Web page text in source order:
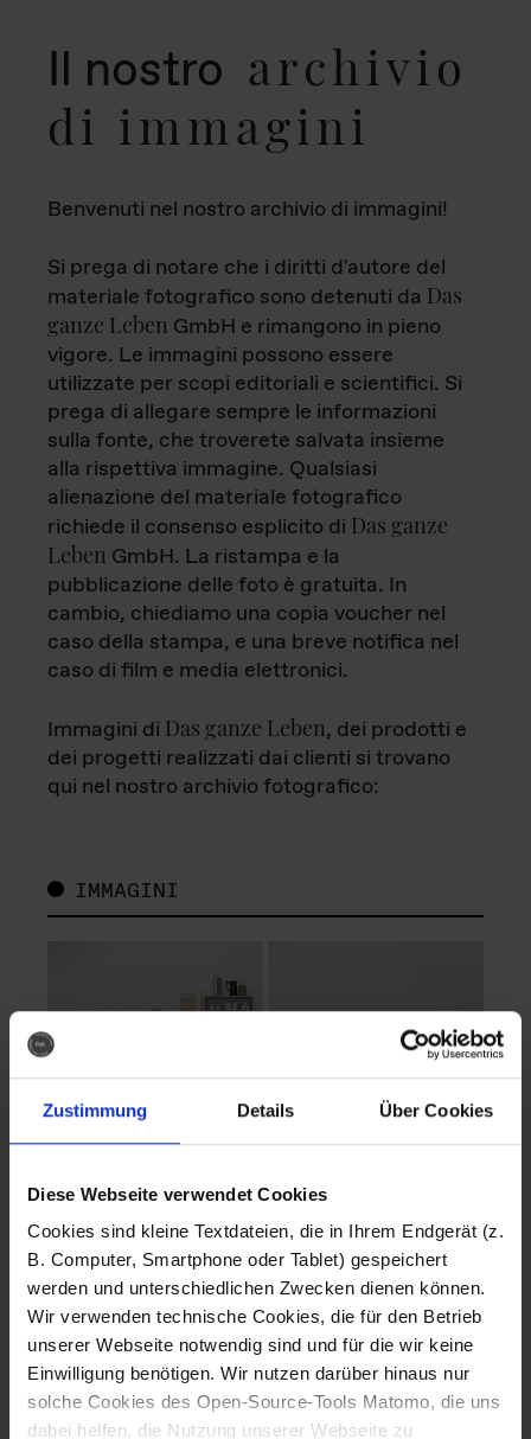
Zustimmung Details Über Cookies
Diese Webseite verwendet Cookies
Cookies sind kleine Textdateien, die in Ihrem Endgerät (z.
B. Computer, Smartphone oder Tablet) gespeichert
werden und unterschiedlichen Zwecken dienen können.
Wir verwenden technische Cookies, die für den Betrieb
unserer Webseite notwendig sind und für die wir keine
Einwilligung benötigen. Wir nutzen darüber hinaus nur
solche Cookies des Open-Source-Tools Matomo, die uns
dabei helfen, die Nutzung unserer Webseite zu
Il nostro archivio
di immagini
Benvenuti nel nostro archivio di immagini!
Si prega di notare che i diritti d'autore del
materiale fotografico sono detenuti da Das
ganze Leben GmbH e rimangono in pieno
vigore. Le immagini possono essere
utilizzate per scopi editoriali e scientifici. Si
prega di allegare sempre le informazioni
sulla fonte, che troverete salvata insieme
alla rispettiva immagine. Qualsiasi
alienazione del materiale fotografico
richiede il consenso esplicito di Das ganze
Leben GmbH. La ristampa e la
pubblicazione delle foto è gratuita. In
cambio, chiediamo una copia voucher nel
caso della stampa, e una breve notifica nel
caso di film e media elettronici.
Immagini di Das ganze Leben, dei prodotti e
dei progetti realizzati dai clienti si trovano
qui nel nostro archivio fotografico:
IMMAGINI
Fotografo: Lorenz
Sternbach
Download
Fotografo: Lorenz
Sternbach
Download